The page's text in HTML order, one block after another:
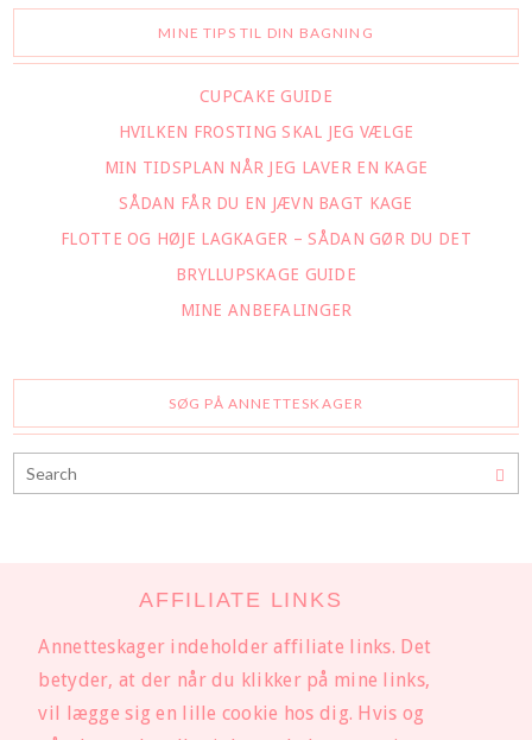
MINE TIPS TIL DIN BAGNING
CUPCAKE GUIDE
HVILKEN FROSTING SKAL JEG VÆLGE
MIN TIDSPLAN NÅR JEG LAVER EN KAGE
SÅDAN FÅR DU EN JÆVN BAGT KAGE
FLOTTE OG HØJE LAGKAGER – SÅDAN GØR DU DET
BRYLLUPSKAGE GUIDE
MINE ANBEFALINGER
SØG PÅ ANNETTESKAGER
AFFILIATE LINKS
Annetteskager indeholder affiliate links. Det
betyder, at der når du klikker på mine links,
vil lægge sig en lille cookie hos dig. Hvis og